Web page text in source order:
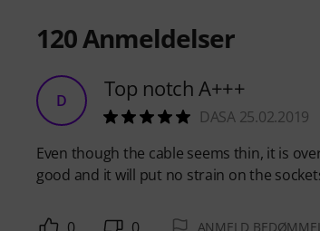
120Anmeldelser
D Top notch A+++
DASA 25.02.2019
Even though the cable seems thin, it is
good and it will put no strain on the
ANMELD